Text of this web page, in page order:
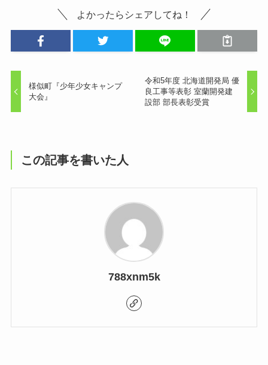
よかったらシェアしてね！
様似町『少年少女キャンプ
大会』
令和5年度 北海道開発局 優
良工事等表彰 室蘭開発建
設部 部長表彰受賞
この記事を書いた人
788xnm5k